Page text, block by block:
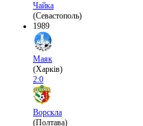
Чайка
(Севастополь)
1989
Маяк
(Харків)
2:0
Ворскла
(Полтава)